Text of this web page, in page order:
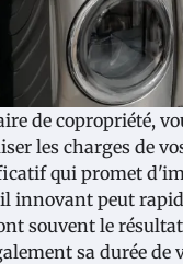
de copropriété,
les charges de
qui promet
innovant peut
souvent le
sa durée de